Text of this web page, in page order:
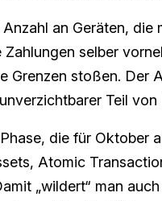
an Geräten, die
Zahlungen selber
Grenzen stoßen. Der
Teil
die für Oktober
Atomic
„wildert“ man